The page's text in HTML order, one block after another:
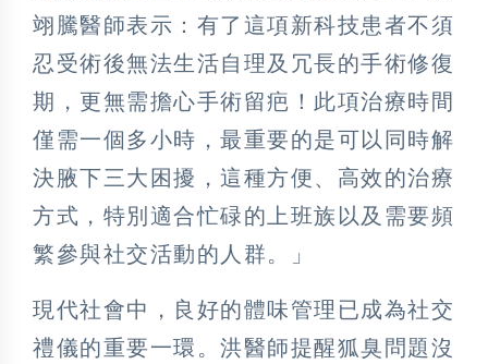
翊騰醫師表示：有了這項新科技患者不須
忍受術後無法生活自理及冗長的手術修復
期，更無需擔心手術留疤！此項治療時間
僅需一個多小時，最重要的是可以同時解
決腋下三大困擾，這種方便、高效的治療
方式，特別適合忙碌的上班族以及需要頻
繁參與社交活動的人群。」
現代社會中，良好的體味管理已成為社交
禮儀的重要一環。洪醫師提醒狐臭問題沒